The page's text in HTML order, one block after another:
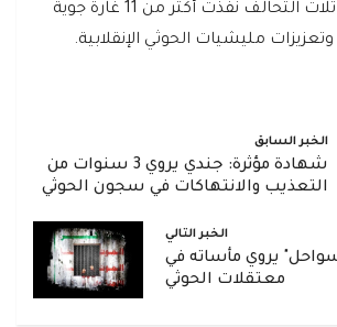
مشيراً إلى أن مقاتلات التحالف نفذت أكثر من 11 غارة جوية
مليشيات الحوثي الإنقلابية.
الخبر السابق
شهادة مؤثرة: جندي يروي 3 سنوات من
التعذيب والانتهاكات في سجون الحوثي
الخبر التالي
يروي مأساته في
معتقلات الحوثي